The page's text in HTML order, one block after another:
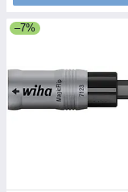
–7%